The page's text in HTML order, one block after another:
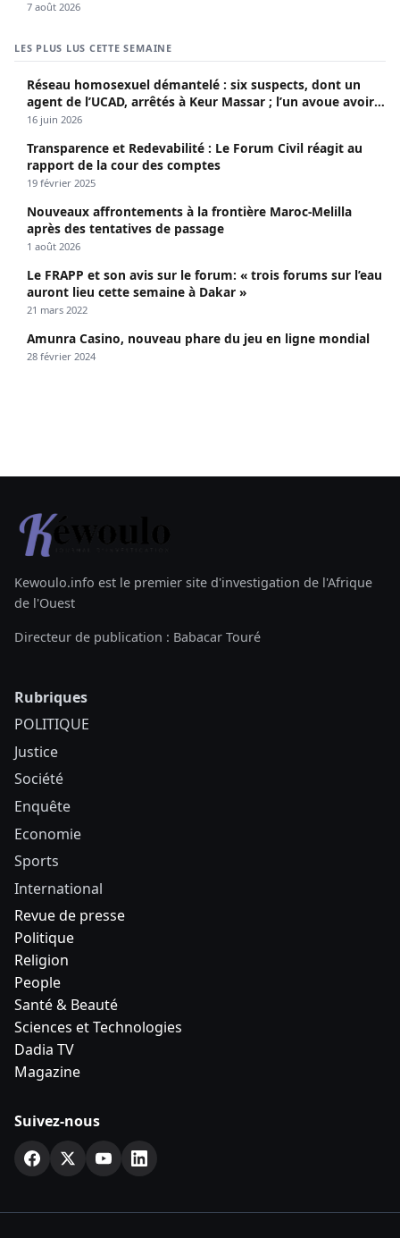
7 août 2026
LES PLUS LUS CETTE SEMAINE
Réseau homosexuel démantelé : six suspects, dont un
agent de l’UCAD, arrêtés à Keur Massar ; l’un avoue avoir
propagé le VIH depuis 2018
16 juin 2026
Transparence et Redevabilité : Le Forum Civil réagit au
rapport de la cour des comptes
19 février 2025
Nouveaux affrontements à la frontière Maroc-Melilla
après des tentatives de passage
1 août 2026
Le FRAPP et son avis sur le forum: « trois forums sur l’eau
auront lieu cette semaine à Dakar »
21 mars 2022
Amunra Casino, nouveau phare du jeu en ligne mondial
28 février 2024
Kewoulo.info est le premier site d'investigation de l'Afrique
de l'Ouest
Directeur de publication : Babacar Touré
Rubriques
POLITIQUE
Justice
Société
Enquête
Economie
Sports
International
Revue de presse
Politique
Religion
People
Santé & Beauté
Sciences et Technologies
Dadia TV
Magazine
Suivez-nous